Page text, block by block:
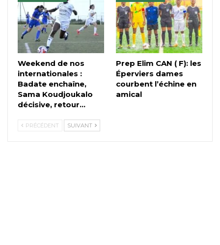
Weekend de nos
internationales :
Badate enchaîne,
Sama Koudjoukalo
décisive, retour…
Prep Elim CAN ( F): les
Éperviers dames
courbent l’échine en
amical
PRÉCÉDENT SUIVANT